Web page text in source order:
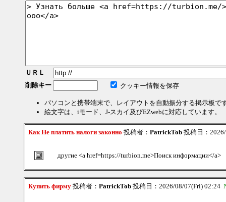
ＵＲＬ
削除キー
クッキー情報を保存
パソコンと携帯端末で、レイアウトを自動振分する掲示板で
絵文字は、iモード、J-スカイ及びEZwebに対応しています。
Как Не платить налоги законно 投稿者： PatrickTob 投稿日：
другие <a href=https://turbion.me>Поиск информации</a>
Купить фирму 投稿者： PatrickTob 投稿日：2026/08/07(Fri) 02:24